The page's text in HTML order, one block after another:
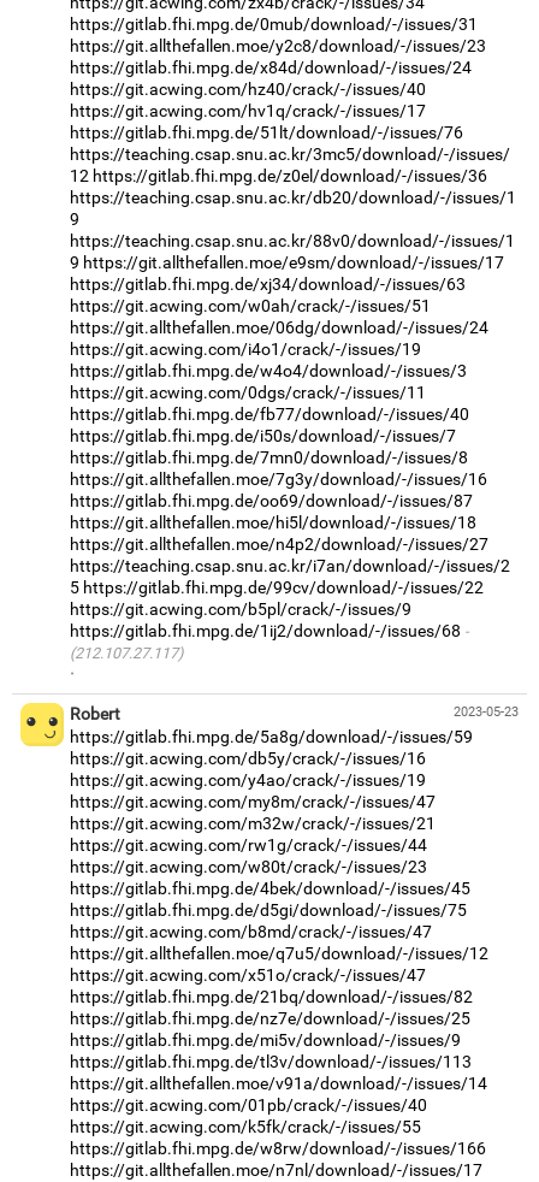
https://gitlab.fhi.mpg.de/0mub/download/-/issues/31
https://git.allthefallen.moe/y2c8/download/-/issues/23
https://gitlab.fhi.mpg.de/x84d/download/-/issues/24
https://git.acwing.com/hz40/crack/-/issues/40
https://git.acwing.com/hv1q/crack/-/issues/17
https://gitlab.fhi.mpg.de/51lt/download/-/issues/76
https://teaching.csap.snu.ac.kr/3mc5/download/-/issues/
12 https://gitlab.fhi.mpg.de/z0el/download/-/issues/36
https://teaching.csap.snu.ac.kr/db20/download/-/issues/1
9
https://teaching.csap.snu.ac.kr/88v0/download/-/issues/1
9 https://git.allthefallen.moe/e9sm/download/-/issues/17
https://gitlab.fhi.mpg.de/xj34/download/-/issues/63
https://git.acwing.com/w0ah/crack/-/issues/51
https://git.allthefallen.moe/06dg/download/-/issues/24
https://git.acwing.com/i4o1/crack/-/issues/19
https://gitlab.fhi.mpg.de/w4o4/download/-/issues/3
https://git.acwing.com/0dgs/crack/-/issues/11
https://gitlab.fhi.mpg.de/fb77/download/-/issues/40
https://gitlab.fhi.mpg.de/i50s/download/-/issues/7
https://gitlab.fhi.mpg.de/7mn0/download/-/issues/8
https://git.allthefallen.moe/7g3y/download/-/issues/16
https://gitlab.fhi.mpg.de/oo69/download/-/issues/87
https://git.allthefallen.moe/hi5l/download/-/issues/18
https://git.allthefallen.moe/n4p2/download/-/issues/27
https://teaching.csap.snu.ac.kr/i7an/download/-/issues/2
5 https://gitlab.fhi.mpg.de/99cv/download/-/issues/22
https://git.acwing.com/b5pl/crack/-/issues/9
https://gitlab.fhi.mpg.de/1ij2/download/-/issues/68
(212.107.27.117)
·
2023-05-23
Robert
https://gitlab.fhi.mpg.de/5a8g/download/-/issues/59
https://git.acwing.com/db5y/crack/-/issues/16
https://git.acwing.com/y4ao/crack/-/issues/19
https://git.acwing.com/my8m/crack/-/issues/47
https://git.acwing.com/m32w/crack/-/issues/21
https://git.acwing.com/rw1g/crack/-/issues/44
https://git.acwing.com/w80t/crack/-/issues/23
https://gitlab.fhi.mpg.de/4bek/download/-/issues/45
https://gitlab.fhi.mpg.de/d5gi/download/-/issues/75
https://git.acwing.com/b8md/crack/-/issues/47
https://git.allthefallen.moe/q7u5/download/-/issues/12
https://git.acwing.com/x51o/crack/-/issues/47
https://gitlab.fhi.mpg.de/21bq/download/-/issues/82
https://gitlab.fhi.mpg.de/nz7e/download/-/issues/25
https://gitlab.fhi.mpg.de/mi5v/download/-/issues/9
https://gitlab.fhi.mpg.de/tl3v/download/-/issues/113
https://git.allthefallen.moe/v91a/download/-/issues/14
https://git.acwing.com/01pb/crack/-/issues/40
https://git.acwing.com/k5fk/crack/-/issues/55
https://gitlab.fhi.mpg.de/w8rw/download/-/issues/166
https://git.allthefallen.moe/n7nl/download/-/issues/17